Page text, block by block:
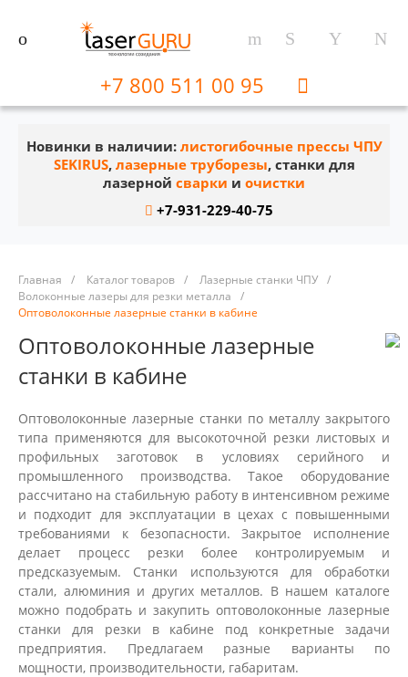
+7 800 511 00 95
Новинки в наличии: листогибочные прессы ЧПУ
SEKIRUS, лазерные труборезы, станки для
лазерной сварки и очистки
+7-931-229-40-75
Главная / Каталог товаров / Лазерные станки ЧПУ /
Волоконные лазеры для резки металла
/
Оптоволоконные лазерные станки в кабине
Оптоволоконные лазерные
станки в кабине
Оптоволоконные лазерные станки по металлу закрытого
типа применяются для высокоточной резки листовых и
профильных заготовок в условиях серийного и
промышленного производства. Такое оборудование
рассчитано на стабильную работу в интенсивном режиме
и подходит для эксплуатации в цехах с повышенными
требованиями к безопасности. Закрытое исполнение
делает процесс резки более контролируемым и
предсказуемым. Станки используются для обработки
стали, алюминия и других металлов. В нашем каталоге
можно подобрать и закупить оптоволоконные лазерные
станки для резки в кабине под конкретные задачи
предприятия. Предлагаем разные варианты по
мощности, производительности, габаритам.